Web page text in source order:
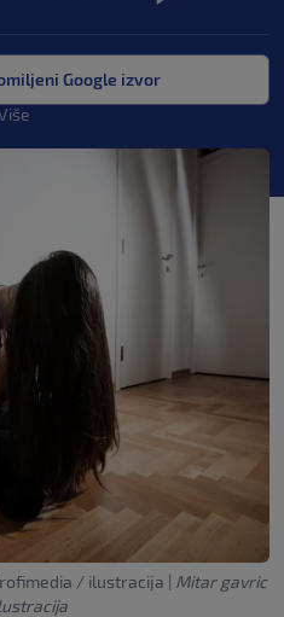
Google izvor
/ ilustracija | Mitar gavric